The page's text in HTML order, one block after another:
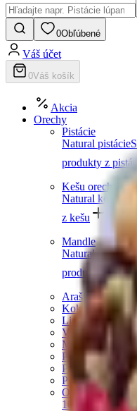
0Obľúbené
Váš účet
0Váš košík
Akcia
Orechy
Pistácie
Natural pistácie
produkty z
Kešu orechy
Natural kešu
z kešu
Mandle
Natural mandle
produkty z
Arašidy
Kokosové
Lieskové orechy
Vlašské orechy
Makadamové
Para orechy
Pekanové
Píniové oriešky
Orechové maslá
100% orechové